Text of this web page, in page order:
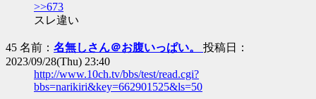
>>673
スレ違い
45 名前： 名無しさん＠お腹いっぱい。 投稿日：
2023/09/28(Thu) 23:40
http://www.10ch.tv/bbs/test/read.cgi?
bbs=narikiri&key=662901525&ls=50